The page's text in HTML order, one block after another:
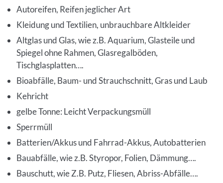
Autoreifen, Reifen jeglicher Art
Kleidung und Textilien, unbrauchbare Altkleider
Altglas und Glas, wie z.B. Aquarium, Glasteile und
Spiegel ohne Rahmen, Glasregalböden,
Tischglasplatten….
Bioabfälle, Baum- und Strauchschnitt, Gras und Laub
Kehricht
gelbe Tonne: Leicht Verpackungsmüll
Sperrmüll
Batterien/Akkus und Fahrrad-Akkus, Autobatterien
Bauabfälle, wie z.B. Styropor, Folien, Dämmung….
Bauschutt, wie Z.B. Putz, Fliesen, Abriss-Abfälle….